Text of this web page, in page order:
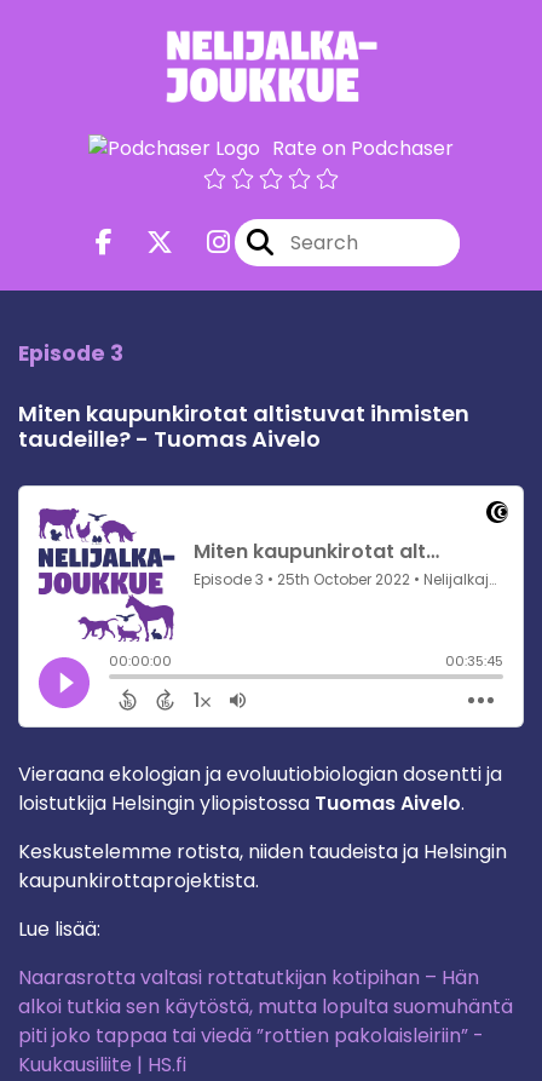
Rate on Podchaser
Episode 3
Miten kaupunkirotat altistuvat ihmisten
taudeille? - Tuomas Aivelo
Vieraana ekologian ja evoluutiobiologian dosentti ja
loistutkija Helsingin yliopistossa Tuomas Aivelo.
Keskustelemme rotista, niiden taudeista ja Helsingin
kaupunkirottaprojektista.
Lue lisää:
Naarasrotta valtasi rottatutkijan kotipihan – Hän
alkoi tutkia sen käytöstä, mutta lopulta suomuhäntä
piti joko tappaa tai viedä ”rottien pakolaisleiriin” -
Kuukausiliite | HS.fi